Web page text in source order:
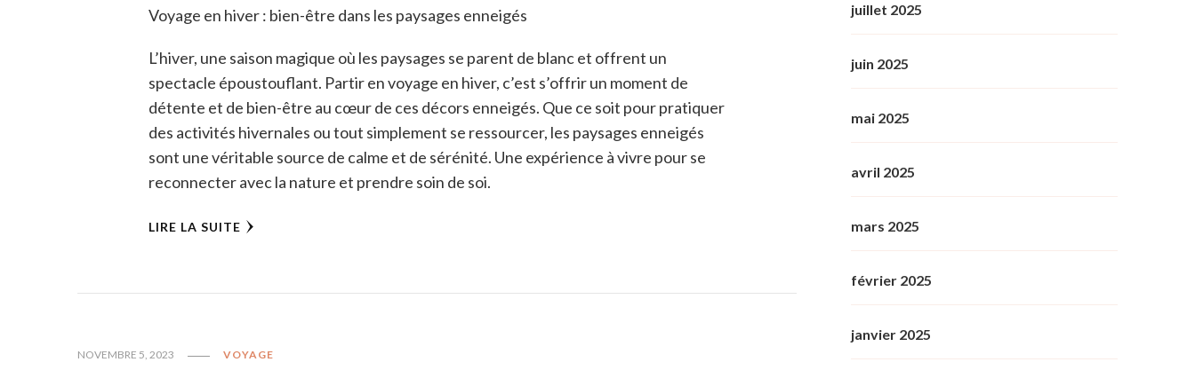
Voyage en hiver : bien-être dans les paysages enneigés
L’hiver, une saison magique où les paysages se parent de blanc et offrent un
spectacle époustouflant. Partir en voyage en hiver, c’est s’offrir un moment de
détente et de bien-être au cœur de ces décors enneigés. Que ce soit pour pratiquer
des activités hivernales ou tout simplement se ressourcer, les paysages enneigés
sont une véritable source de calme et de sérénité. Une expérience à vivre pour se
reconnecter avec la nature et prendre soin de soi.
LIRE LA SUITE
NOVEMBRE 5, 2023 VOYAGE
juillet 2025
juin 2025
mai 2025
avril 2025
mars 2025
février 2025
janvier 2025